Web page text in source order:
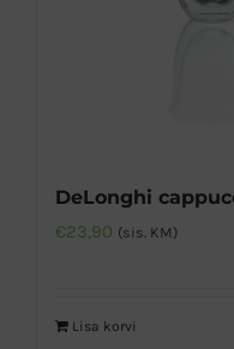
DeLonghi
€23,90 (sis. KM)
Lisa korvi